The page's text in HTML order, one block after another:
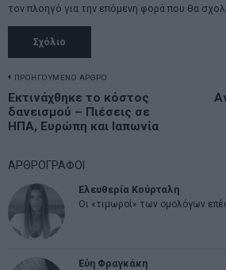
τον πλοηγό για την επόμενη φορά που θα
Πλοήγηση
άρθρων
ΠΡΟΗΓΟΥΜΕΝΟ ΑΡΘΡΟ
Previous
post:
Εκτινάχθηκε το κόστος
δανεισμού – Πιέσεις σε
ΗΠΑ, Ευρώπη και Ιαπωνία
ΑΡΘΡΟΓΡΑΦΟΙ
Ελευθερία Κούρταλη
Οι «τιμωροί» των ομολόγων
Εύη Φραγκάκη